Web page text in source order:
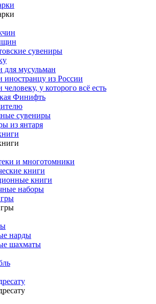
сувениры
для мусульман
иностранцу из России
у которого всё есть
Финифть
сувениры
из янтаря
и многотомники
книги
книги
наборы
нарды
шахматы